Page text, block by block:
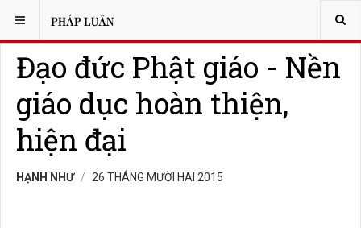
BẠN ĐANG Ở: MORE
Đạo đức Phật giáo - Nền
giáo dục hoàn thiện,
hiện đại
HẠNH NHƯ 26 THÁNG MƯỜI HAI 2015